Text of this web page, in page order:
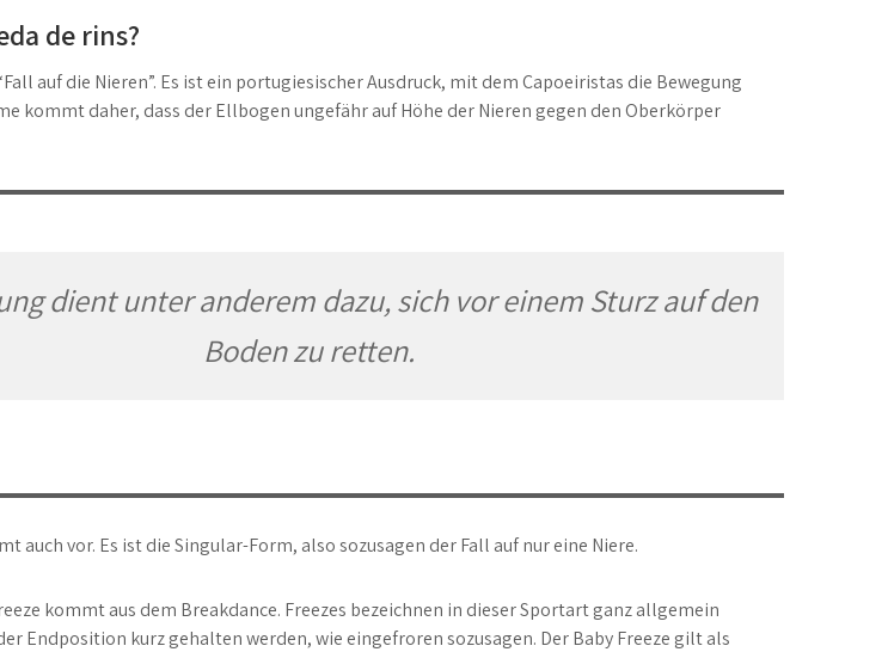
de rins?
auf die Nieren”. Es ist ein portugiesischer Ausdruck, mit dem Capoeiristas die Bewegung
kommt daher, dass der Ellbogen ungefähr auf Höhe der Nieren gegen den Oberkörper
dient unter anderem dazu, sich vor einem Sturz auf den
Boden zu retten.
auch vor. Es ist die Singular-Form, also sozusagen der Fall auf nur eine Niere.
kommt aus dem Breakdance. Freezes bezeichnen in dieser Sportart ganz allgemein
Endposition kurz gehalten werden, wie eingefroren sozusagen. Der Baby Freeze gilt als